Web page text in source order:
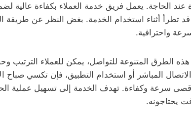
عند الحاجة. يعمل فريق خدمة العملاء بكفاءة عالية
تطرأ أثناء استخدام الخدمة. بغض النظر عن طريقة
واحترافية.
الطرق المتنوعة للتواصل، يمكن للعملاء الترتيب
المباشر أو استخدام التطبيق، فإن تكسي صباح
سرعة وكفاءة. تهدف الخدمة إلى تسهيل عملية
يحتاجونه.